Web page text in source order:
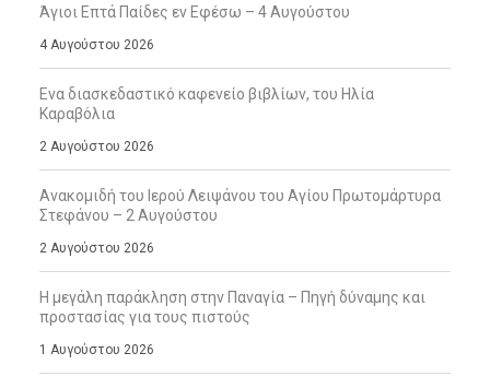
Άγιοι Επτά Παίδες εν Εφέσω – 4 Αυγούστου
4 Αυγούστου 2026
Ενα διασκεδαστικό καφενείο βιβλίων, του Ηλία
Καραβόλια
2 Αυγούστου 2026
Ανακομιδή του Ιερού Λειψάνου του Αγίου Πρωτομάρτυρα
Στεφάνου – 2 Αυγούστου
2 Αυγούστου 2026
Η μεγάλη παράκληση στην Παναγία – Πηγή δύναμης και
προστασίας για τους πιστούς
1 Αυγούστου 2026